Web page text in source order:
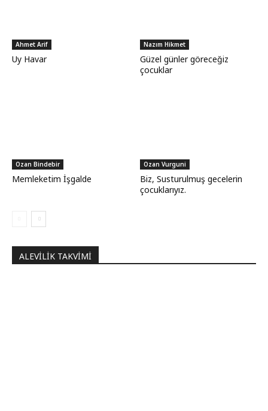
Ahmet Arif
Uy Havar
Nazım Hikmet
Güzel günler göreceğiz
çocuklar
Ozan Bindebir
Memleketim İşgalde
Ozan Vurguni
Biz, Susturulmuş gecelerin
çocuklarıyız.
ALEVILIK TAKVIMI